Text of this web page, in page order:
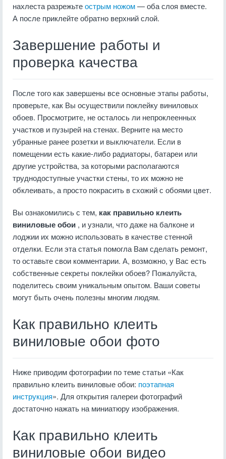
нахлеста разрежьтеострым ножом— оба слоя вместе.
А после приклейте обратно верхний слой.
Завершение работы и
проверка качества
После того как завершены все основные этапы работы,
проверьте, как Вы осуществили поклейку виниловых
обоев. Просмотрите, не осталось ли непроклеенных
участков и пузырей на стенах. Верните на место
убранные ранее розетки и выключатели. Если в
помещении есть какие-либо радиаторы, батареи или
другие устройства, за которыми располагаются
труднодоступные участки стены, то их можно не
обклеивать, а просто покрасить в схожий с обоями цвет.
Вы ознакомились с тем, как правильно клеить
виниловые обои , и узнали, что даже на балконе и
лоджии их можно использовать в качестве стенной
отделки. Если эта статья помогла Вам сделать ремонт,
то оставьте свои комментарии. А, возможно, у Вас есть
собственные секреты поклейки обоев? Пожалуйста,
поделитесь своим уникальным опытом. Ваши советы
могут быть очень полезны многим людям.
Как правильно клеить
виниловые обои фото
Ниже приводим фотографии по теме статьи «Как
правильно клеить виниловые обои: поэтапная
инструкция». Для открытия галереи фотографий
достаточно нажать на миниатюру изображения.
Как правильно клеить
виниловые обои видео